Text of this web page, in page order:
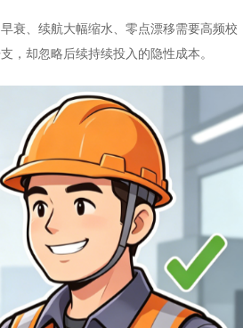
衰、续航大幅缩水、零点漂移需要高频校
，却忽略后续持续投入的隐性成本。